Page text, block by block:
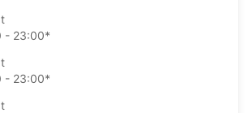
- 23:00*
- 23:00*